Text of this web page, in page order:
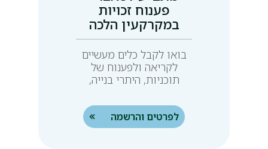
פענוח זכויות
במקרקעין הלכה
למעשה
בואו לקבל כלים מעשיים
לקריאה ולפענוח של
תוכניות, היתרי בנייה,
מקרקעין ועוד
לפרטים והרשמה